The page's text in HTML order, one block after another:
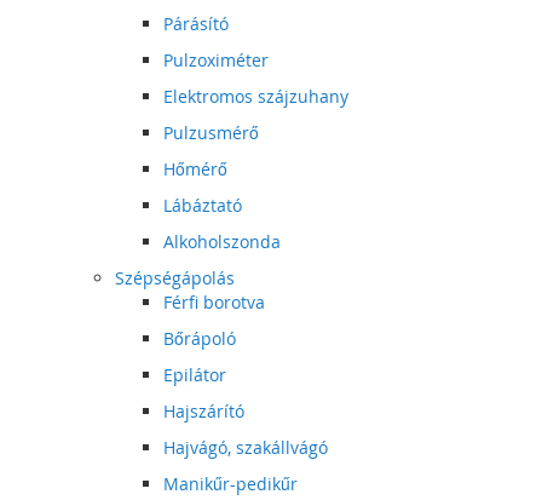
Párásító
Pulzoximéter
Elektromos szájzuhany
Pulzusmérő
Hőmérő
Lábáztató
Alkoholszonda
Szépségápolás
Férfi borotva
Bőrápoló
Epilátor
Hajszárító
Hajvágó, szakállvágó
Manikűr-pedikűr